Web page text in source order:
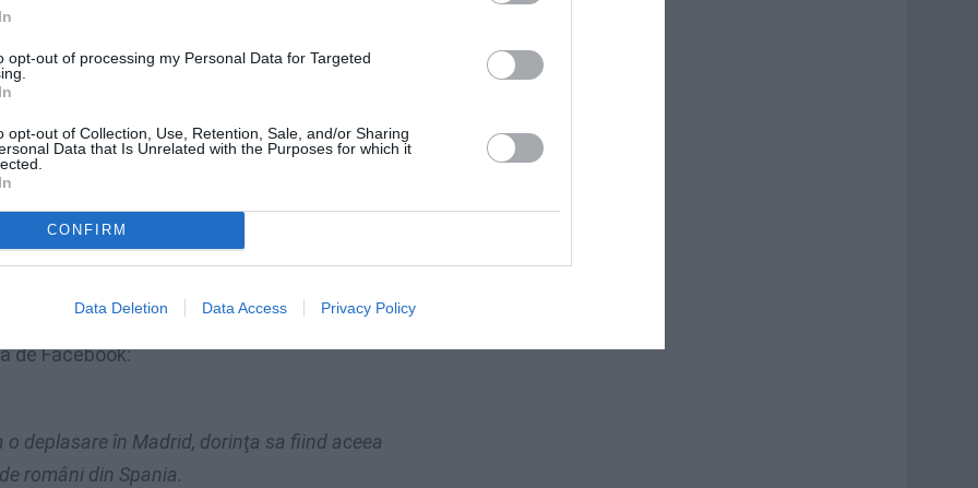
opt-out of processing my Personal Data for Targeted
opt-out of Collection, Use, Retention, Sale, and/or Sharing
Data that Is Unrelated with the Purposes for which it
CONFIRM
Data Deletion Data Access Privacy Policy
românilor din Spania,
anunțată și de
de Facebook:
deplasare în Madrid, dorinţa sa fiind aceea
români din Spania.